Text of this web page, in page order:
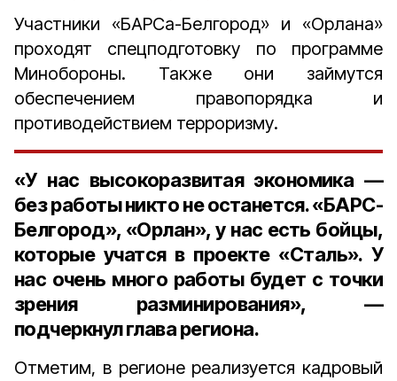
Участники «БАРСа-Белгород» и «Орлана»
проходят спецподготовку по программе
Минобороны. Также они займутся
обеспечением правопорядка и
противодействием терроризму.
«У нас высокоразвитая экономика —
без работы никто не останется. «БАРС-
Белгород», «Орлан», у нас есть бойцы,
которые учатся в проекте «Сталь». У
нас очень много работы будет с точки
зрения разминирования», —
подчеркнул глава региона.
Отметим, в регионе реализуется кадровый